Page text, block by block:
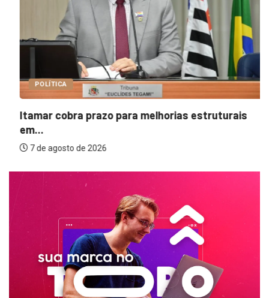
POLÍTICA
Itamar cobra prazo para melhorias estruturais
em...
7 de agosto de 2026